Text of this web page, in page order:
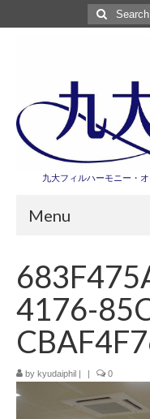
Search
for:
九大フィルハーモニー・
Menu
演奏会情報
九大フィルの歴史
4176-
by kyudaiphil 0